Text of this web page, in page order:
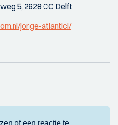
5, 2628 CC Delft
jonge-atlantici/